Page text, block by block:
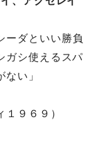
ーダといい勝負
ガシ使えるスパ
い」
９６９）